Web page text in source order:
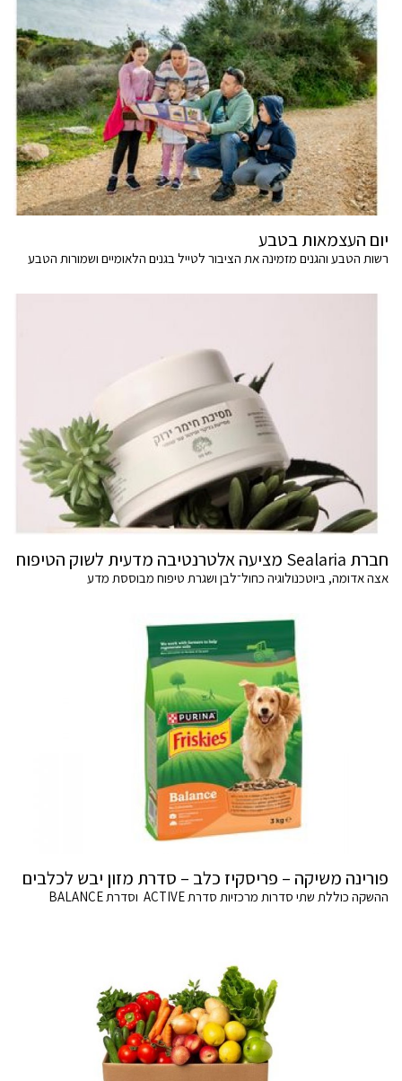
יום העצמאות בטבע
רשות הטבע והגנים מזמינה את הציבור לטייל בגנים הלאומיים ושמורות הטבע
חברת Sealaria מציעה אלטרנטיבה מדעית לשוק הטיפוח
אצה אדומה, ביוטכנולוגיה כחול־לבן ושגרת טיפוח מבוססת מדע
פורינה משיקה – פריסקיז כלב – סדרת מזון יבש לכלבים
ההשקה כוללת שתי סדרות מרכזיות סדרת ACTIVE וסדרת BALANCE